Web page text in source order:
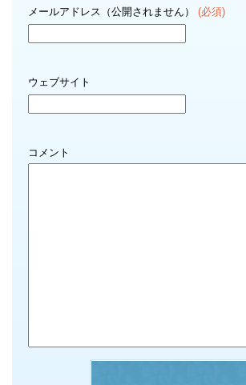
メールアドレス（公開されません） (必須)
ウェブサイト
コメント